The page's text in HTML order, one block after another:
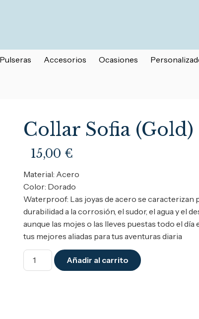
Pulseras Accesorios Ocasiones
Collar Sofia (Gold)
15,00 €
Material: Acero
Color: Dorado
Waterproof: Las joyas de acero se
durabilidad a la corrosión, el sudor, el agua y el
aunque las mojes o las lleves puestas todo el
tus mejores aliadas para tus aventuras diaria
Añadir al carrito